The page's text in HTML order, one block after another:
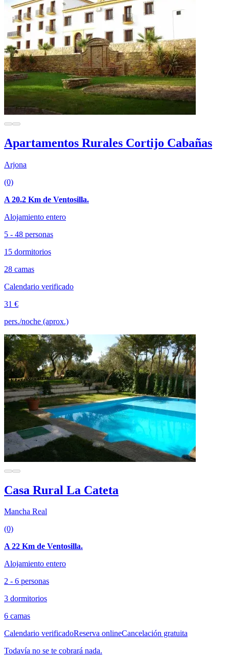
Apartamentos Rurales Cortijo Cabañas
Arjona
(0)
A 20.2 Km de Ventosilla.
Alojamiento entero
5 - 48 personas
15 dormitorios
28 camas
Calendario verificado
31 €
pers./noche (aprox.)
Casa Rural La Cateta
Mancha Real
(0)
A 22 Km de Ventosilla.
Alojamiento entero
2 - 6 personas
3 dormitorios
6 camas
Calendario verificadoReserva onlineCancelación gratuita
Todavía no se te cobrará nada.